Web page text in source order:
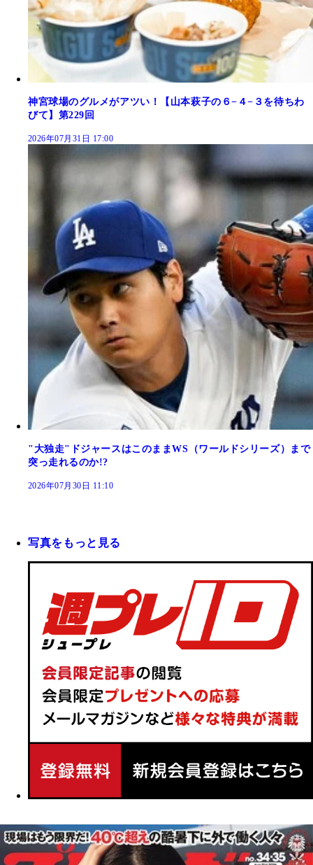
神宮球場のグルメがアツい！【山本萩子の６−４−３を待ちわ
びて】第229回
2026年07月31日 17:00
"大独走"ドジャースはこのままWS（ワールドシリーズ）まで
突っ走れるのか!?
2026年07月30日 11:10
写真をもっと見る